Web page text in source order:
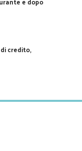
credito,